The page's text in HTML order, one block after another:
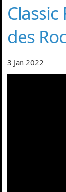
Classic
des
3 Jan 2022